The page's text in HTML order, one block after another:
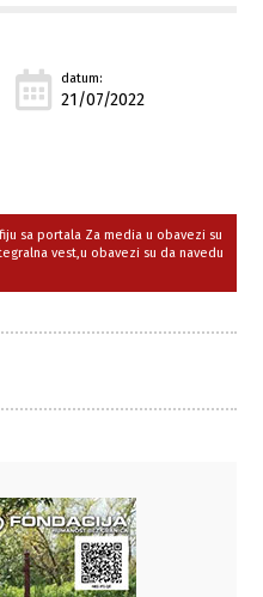
datum:
21/07/2022
sa portala Za media u obavezi su
vest,u obavezi su da navedu